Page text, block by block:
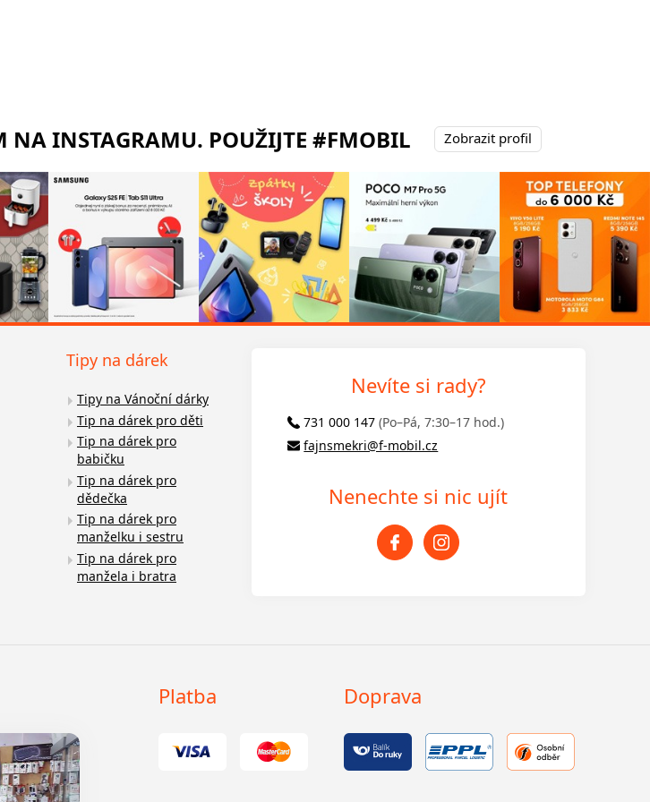
NA INSTAGRAMU. POUŽIJTE #FMOBIL Zobrazit profil
Tipy na dárek
Tipy na Vánoční dárky
Tip na dárek pro děti
Tip na dárek pro
babičku
Tip na dárek pro
dědečka
Tip na dárek pro
manželku i sestru
Tip na dárek pro
manžela i bratra
Nevíte si rady?
731 000 147 (Po–Pá, 7:30–17 hod.)
fajnsmekri@f-mobil.cz
Nenechte si nic ujít
Platba Doprava